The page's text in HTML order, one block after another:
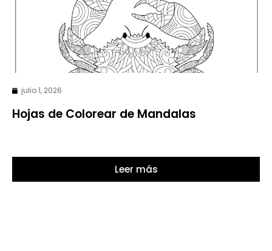
julio 1, 2026
Hojas de Colorear de Mandalas
Leer más